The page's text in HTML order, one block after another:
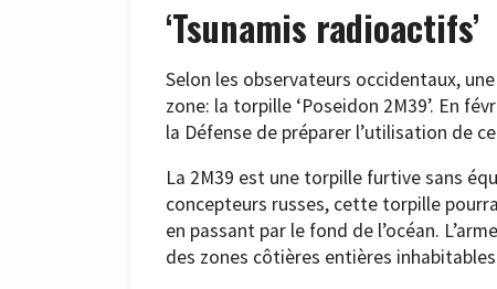
‘Tsunamis radioactifs’
Selon les observateurs occidentaux,
zone: la torpille ‘Poseidon 2M39’. En
la Défense de préparer l’utilisation de
La 2M39 est une torpille furtive sans
concepteurs russes, cette torpille
en passant par le fond de l’océan.
des zones côtières entières